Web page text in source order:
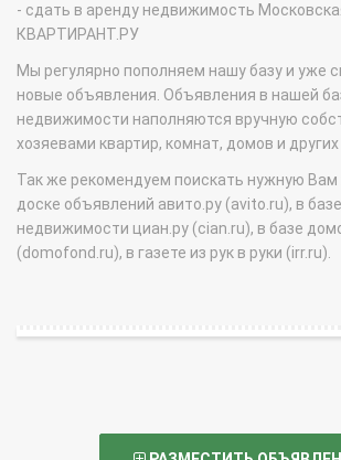
- сдать в аренду недвижимость
КВАРТИРАНТ.РУ
Мы регулярно пополняем нашу базу и уже
новые объявления. Объявления в нашей
недвижимости наполняются вручную
хозяевами квартир, комнат, домов и
Так же рекомендуем поискать нужную
доске объявлений авито.ру (avito.ru), в
недвижимости циан.ру (cian.ru), в базе
(domofond.ru), в газете из рук в руки (irr.ru).